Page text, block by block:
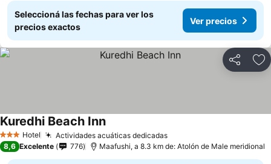
Seleccioná las fechas para ver los
precios exactos
Ver precios
Compartir
3 Estrellas
Hotel Actividades acuáticas dedicadas
Kuredhi Beach Inn
8,6 Excelente 776 Maafushi, a 8.3 km de: Atolón de Male meridional